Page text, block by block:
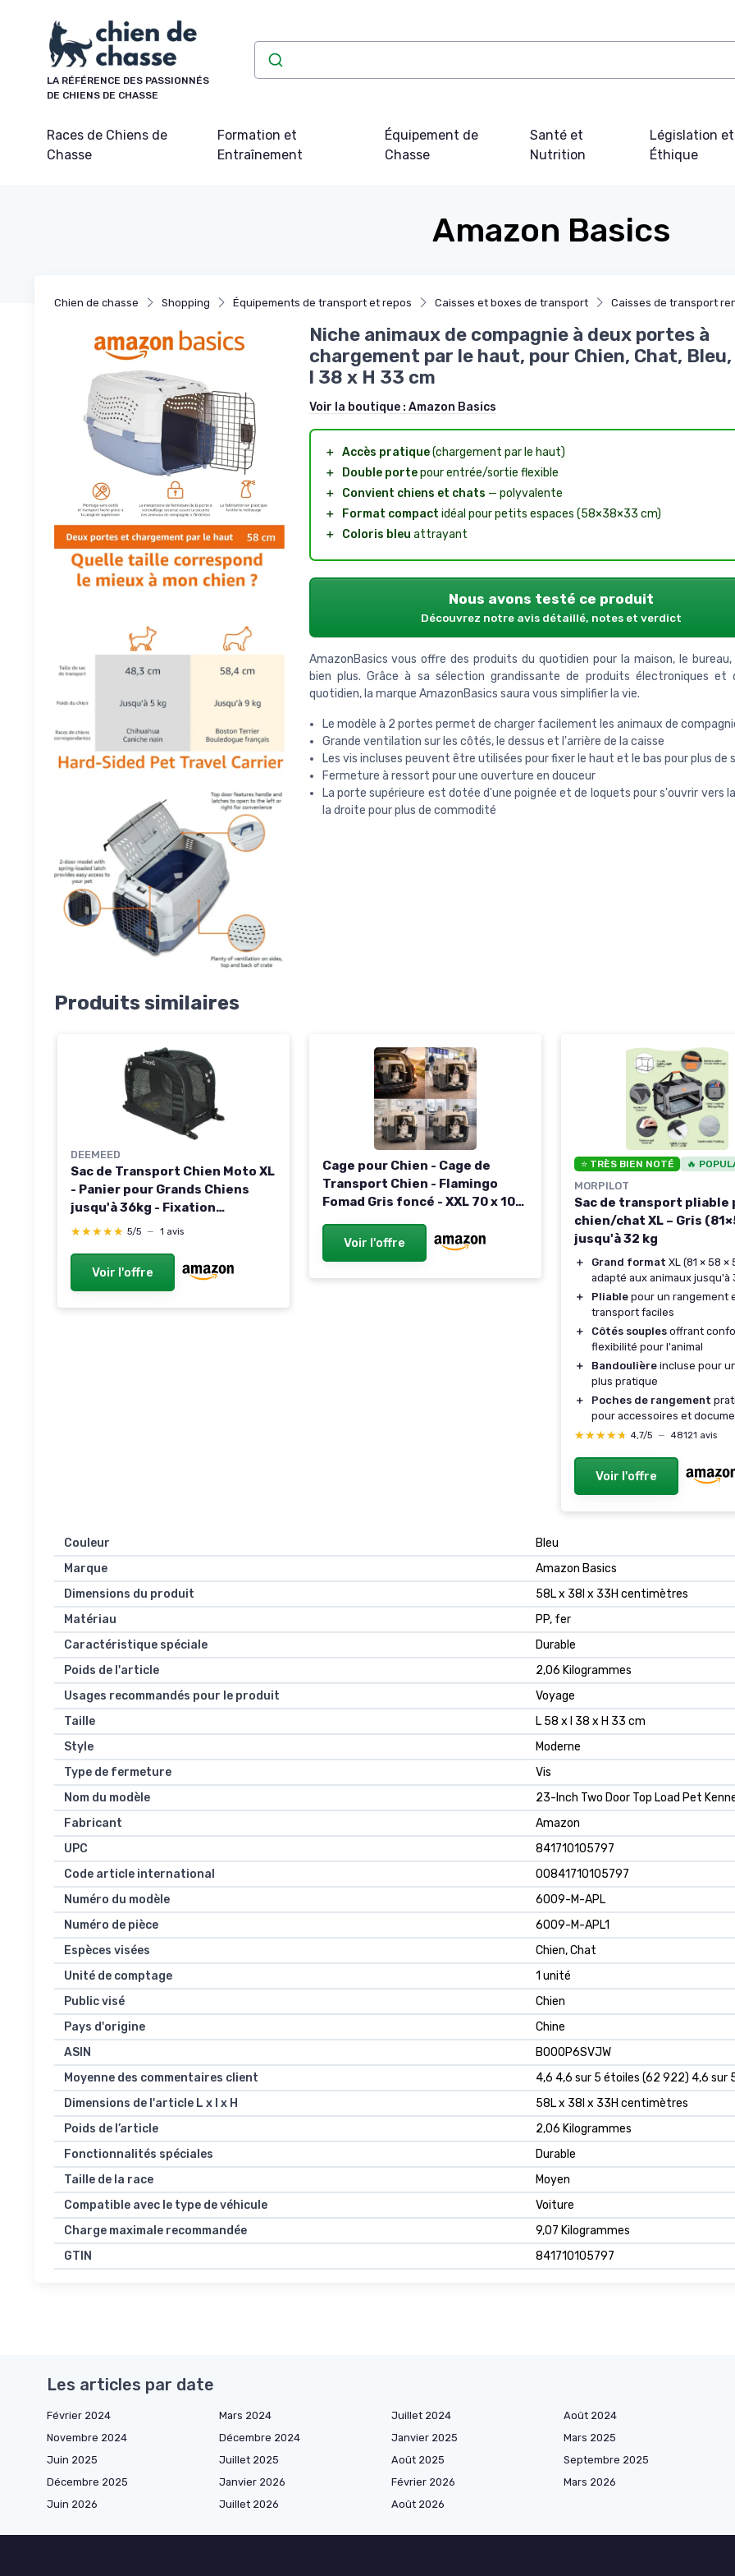
LA RÉFÉRENCE DES PASSIONNÉS
DE CHIENS DE CHASSE
Races de Chiens de
Chasse
Formation et
Entraînement
Équipement de
Chasse
Santé et
Nutrition
Législation et
Éthique
Amazon Basics
Chien de chasse Shopping Équipements de transport et repos Caisses et boxes de transport Caisses de transport
Niche animaux de compagnie à deux portes à
chargement par le haut, pour Chien, Chat, Bleu,
l 38 x H 33 cm
Voir la boutique : Amazon Basics
＋ Accès pratique(chargement par le haut)
＋
Double portepour entrée/sortie flexible
＋
Convient chiens et chats — polyvalente
＋
Format compact idéal pour petits espaces (58×38×33 cm)
＋
Coloris bleu attrayant
Nous avons testé ce produit
Découvrez notre avis détaillé, notes et verdict
AmazonBasics vous offre des produits du quotidien pour la maison, le
bien plus. Grâce à sa sélection grandissante de produits électroniques et
quotidien, la marque AmazonBasics saura vous simplifier la vie.
Le modèle à 2 portes permet de charger facilement les animaux de
Grande ventilation sur les côtés, le dessus et l'arrière de la caisse
Les vis incluses peuvent être utilisées pour fixer le haut et le bas pour plus de
Fermeture à ressort pour une ouverture en douceur
La porte supérieure est dotée d'une poignée et de loquets pour s'ouvrir vers
la droite pour plus de commodité
Produits similaires
DEEMEED
Sac de Transport Chien Moto XL
- Panier pour Grands Chiens
jusqu'à 36kg - Fixation
Universelle Sissy Bar et Porte-
Cordura, Ventilation Pro et
Fond Rigide Aluminium
★★★★★
★★★★★ 5/5 — 1 avis
Voir l'offre
Cage pour Chien - Cage de
Transport Chien - Flamingo
Fomad Gris foncé - XXL 70 x 100
Porte métallique - verrou de
sécurité - 2 poignées - gamelle
Voir l'offre
⭐ TRÈS BIEN NOTÉ 🔥
MORPILOT
Sac de transport pliable
chien/chat XL – Gris
jusqu'à 32 kg
＋ Grand format XL (81 × 58
adapté aux animaux jusqu'à
＋
Pliable pour un rangement
transport faciles
＋
Côtés souples offrant
flexibilité pour l'animal
＋
Bandoulière incluse pour
plus pratique
＋
Poches de rangement
pour accessoires et
★★★★★
★★★★★ 4,7/5 — 48121 avis
Voir l'offre
Couleur
Bleu
Marque
Amazon Basics
Dimensions du produit
58L x 38l x 33H centimètres
Matériau
PP, fer
Caractéristique spéciale
Durable
Poids de l'article
2,06 Kilogrammes
Usages recommandés pour le produit
Voyage
Taille
L 58 x l 38 x H 33 cm
Style
Moderne
Type de fermeture
Vis
Nom du modèle
23-Inch Two Door Top Load Pet
Fabricant
Amazon
UPC
841710105797
Code article international
00841710105797
Numéro du modèle
6009-M-APL
Numéro de pièce
6009-M-APL1
Espèces visées
Chien, Chat
Unité de comptage
1 unité
Public visé
Chien
Pays d'origine
Chine
ASIN
B00OP6SVJW
Moyenne des commentaires client
4,6 4,6 sur 5 étoiles (62 922) 4,6 sur
Dimensions de l'article L x l x H
58L x 38l x 33H centimètres
Poids de l’article
2,06 Kilogrammes
Fonctionnalités spéciales
Durable
Taille de la race
Moyen
Compatible avec le type de véhicule
Voiture
Charge maximale recommandée
9,07 Kilogrammes
GTIN
841710105797
Les articles par date
Février 2024 Mars 2024 Juillet 2024
Août 2024
Novembre 2024
Décembre 2024 Janvier 2025
Mars 2025
Juin 2025
Juillet 2025 Août 2025
Septembre 2025
Décembre 2025
Janvier 2026 Février 2026
Mars 2026
Juin 2026
Juillet 2026 Août 2026